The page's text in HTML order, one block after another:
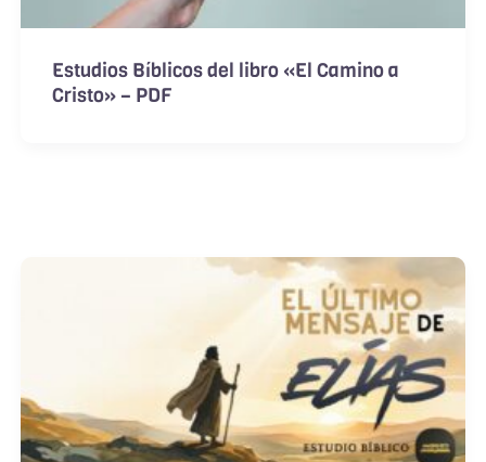
Estudios Bíblicos del libro «El Camino a
Cristo» – PDF